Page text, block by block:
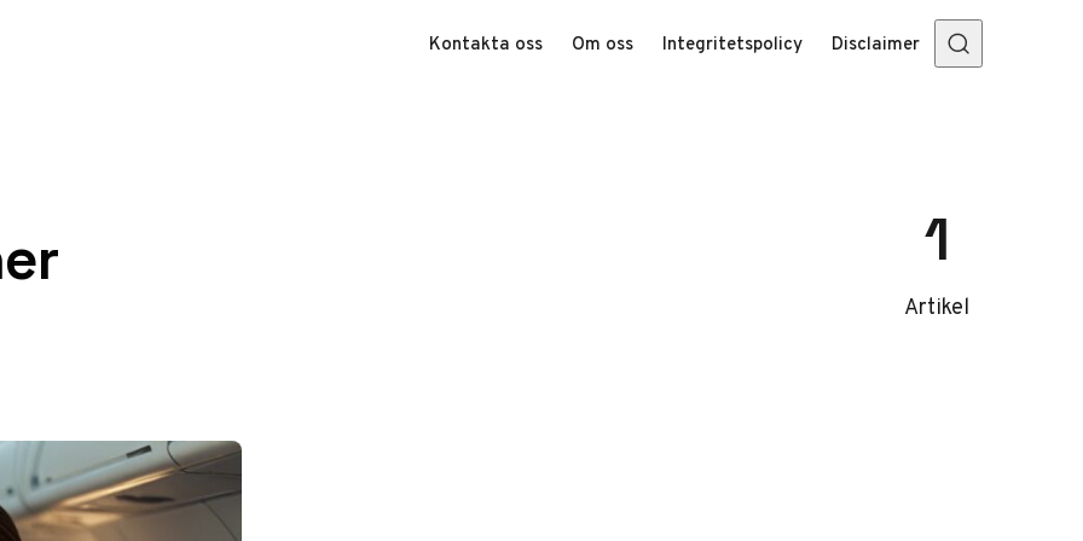
Kontakta oss Om oss Integritetspolicy Disclaimer
1
Artikel